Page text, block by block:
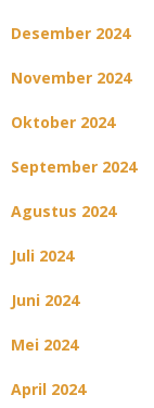
Desember 2024
November 2024
Oktober 2024
September 2024
Agustus 2024
Juli 2024
Juni 2024
Mei 2024
April 2024